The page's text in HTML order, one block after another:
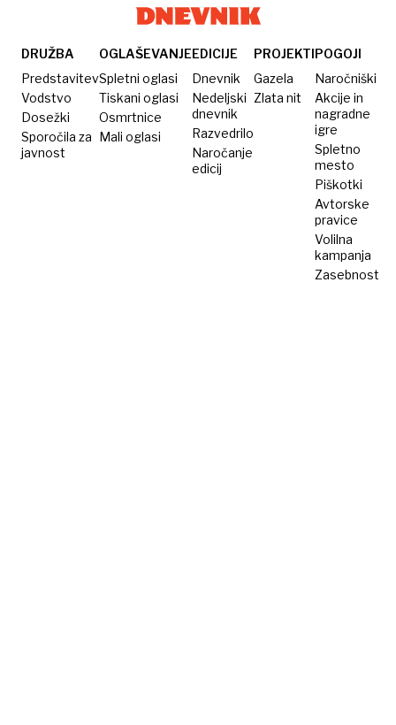
DRUŽBA
Predstavitev
Vodstvo
Dosežki
Sporočila za
javnost
OGLAŠEVANJE
Spletni oglasi
Tiskani oglasi
Osmrtnice
Mali oglasi
EDICIJE
Dnevnik
Nedeljski
dnevnik
Razvedrilo
Naročanje
edicij
PROJEKTI
Gazela
Zlata nit
POGOJI
Naročniški
Akcije in
nagradne
igre
Spletno
mesto
Piškotki
Avtorske
pravice
Volilna
kampanja
Zasebnost